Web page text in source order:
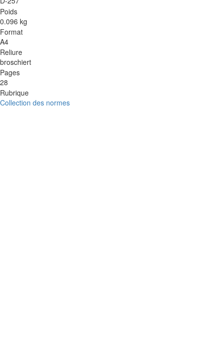
Poids
0.096 kg
Format
A4
Reliure
broschiert
Pages
28
Rubrique
Collection des normes